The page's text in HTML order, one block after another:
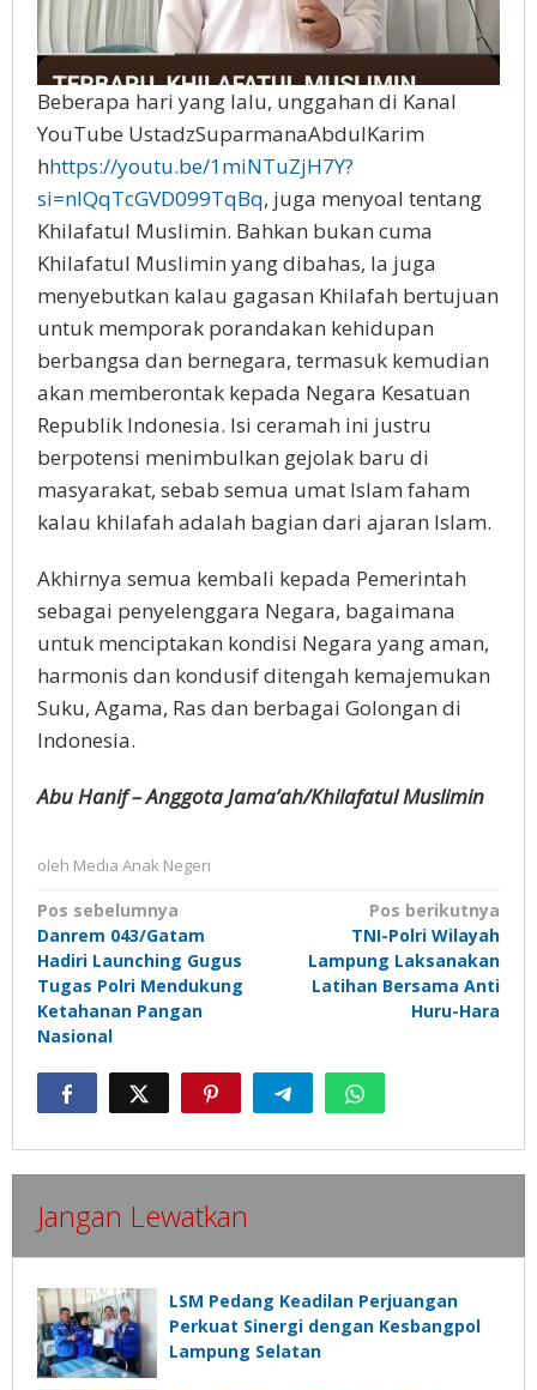
Beberapa hari yang lalu, unggahan di Kanal
YouTube UstadzSuparmanaAbdulKarim
hhttps://youtu.be/1miNTuZjH7Y?
si=nIQqTcGVD099TqBq, juga menyoal tentang
Khilafatul Muslimin. Bahkan bukan cuma
Khilafatul Muslimin yang dibahas, Ia juga
menyebutkan kalau gagasan Khilafah bertujuan
untuk memporak porandakan kehidupan
berbangsa dan bernegara, termasuk kemudian
akan memberontak kepada Negara Kesatuan
Republik Indonesia. Isi ceramah ini justru
berpotensi menimbulkan gejolak baru di
masyarakat, sebab semua umat Islam faham
kalau khilafah adalah bagian dari ajaran Islam.
Akhirnya semua kembali kepada Pemerintah
sebagai penyelenggara Negara, bagaimana
untuk menciptakan kondisi Negara yang aman,
harmonis dan kondusif ditengah kemajemukan
Suku, Agama, Ras dan berbagai Golongan di
Indonesia.
Abu Hanif – Anggota Jama’ah/Khilafatul Muslimin
oleh Media Anak Negeri
Navigasi
pos
Pos sebelumnya
Danrem 043/Gatam
Hadiri Launching Gugus
Tugas Polri Mendukung
Ketahanan Pangan
Nasional
Pos berikutnya
TNI-Polri Wilayah
Lampung Laksanakan
Latihan Bersama Anti
Huru-Hara
Jangan Lewatkan
LSM Pedang Keadilan Perjuangan
Perkuat Sinergi dengan Kesbangpol
Lampung Selatan